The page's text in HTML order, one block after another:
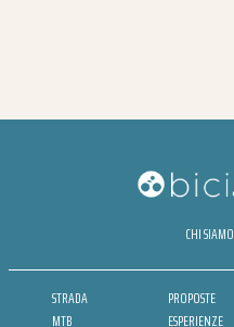
CHI SIAMO
STRADA
MTB
PROPOSTE
ESPERIENZE